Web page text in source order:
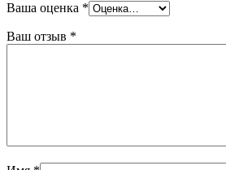
Ваша оценка *
Ваш отзыв *